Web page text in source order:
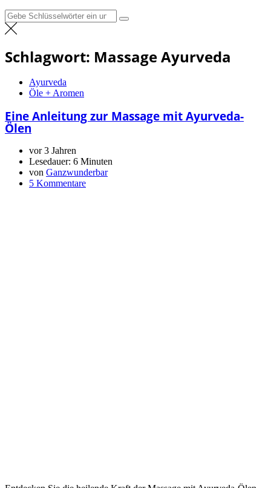
Suchen
nach:
Schlagwort: Massage Ayurveda
Ayurveda
Öle + Aromen
Eine Anleitung zur Massage mit Ayurveda-
Ölen
vor 3 Jahren
Lesedauer: 6 Minuten
von Ganzwunderbar
5 Kommentare